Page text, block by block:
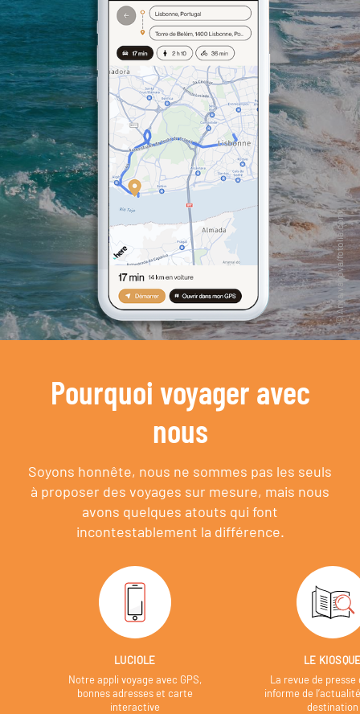
Pourquoi voyager avec
nous
Soyons honnête, nous ne sommes pas les seuls
à proposer des voyages sur mesure, mais nous
avons quelques atouts qui font
incontestablement la différence.
LUCIOLE
Notre appli voyage avec GPS,
bonnes adresses et carte
interactive
LE
La revue de presse
informe de
destination